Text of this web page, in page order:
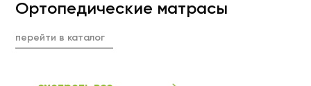
Ортопедические матрасы
перейти в каталог